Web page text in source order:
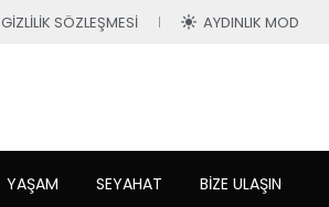
GIZLILIK SÖZLEŞMESI AYDINLIK MOD
YAŞAM SEYAHAT BIZE ULAŞIN